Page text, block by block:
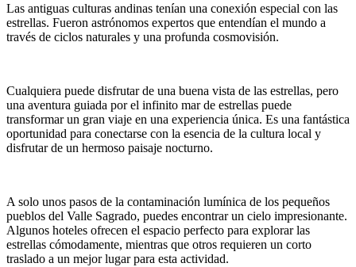
Las antiguas culturas andinas tenían una conexión especial con las
estrellas. Fueron astrónomos expertos que entendían el mundo a
través de ciclos naturales y una profunda cosmovisión.
Cualquiera puede disfrutar de una buena vista de las estrellas, pero
una aventura guiada por el infinito mar de estrellas puede
transformar un gran viaje en una experiencia única. Es una fantástica
oportunidad para conectarse con la esencia de la cultura local y
disfrutar de un hermoso paisaje nocturno.
A solo unos pasos de la contaminación lumínica de los pequeños
pueblos del Valle Sagrado, puedes encontrar un cielo impresionante.
Algunos hoteles ofrecen el espacio perfecto para explorar las
estrellas cómodamente, mientras que otros requieren un corto
traslado a un mejor lugar para esta actividad.